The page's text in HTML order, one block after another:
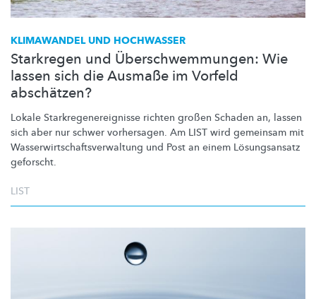
KLIMAWANDEL UND HOCHWASSER
Starkregen und Überschwemmungen: Wie
lassen sich die Ausmaße im Vorfeld
abschätzen?
Lokale Starkregenereignisse richten großen Schaden an, lassen
sich aber nur schwer vorhersagen. Am LIST wird gemeinsam mit
Wasserwirtschaftsverwaltung und Post an einem Lösungsansatz
geforscht.
LIST